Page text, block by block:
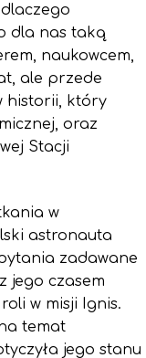
dla nas taką
naukowcem,
ale przede
historii, który
oraz
Stacji
w
astronauta
zadawane
jego czasem
w misji Ignis.
temat
jego stanu